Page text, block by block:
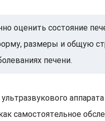
оценить состояние
размеры и общую
печени.
самостоятельное